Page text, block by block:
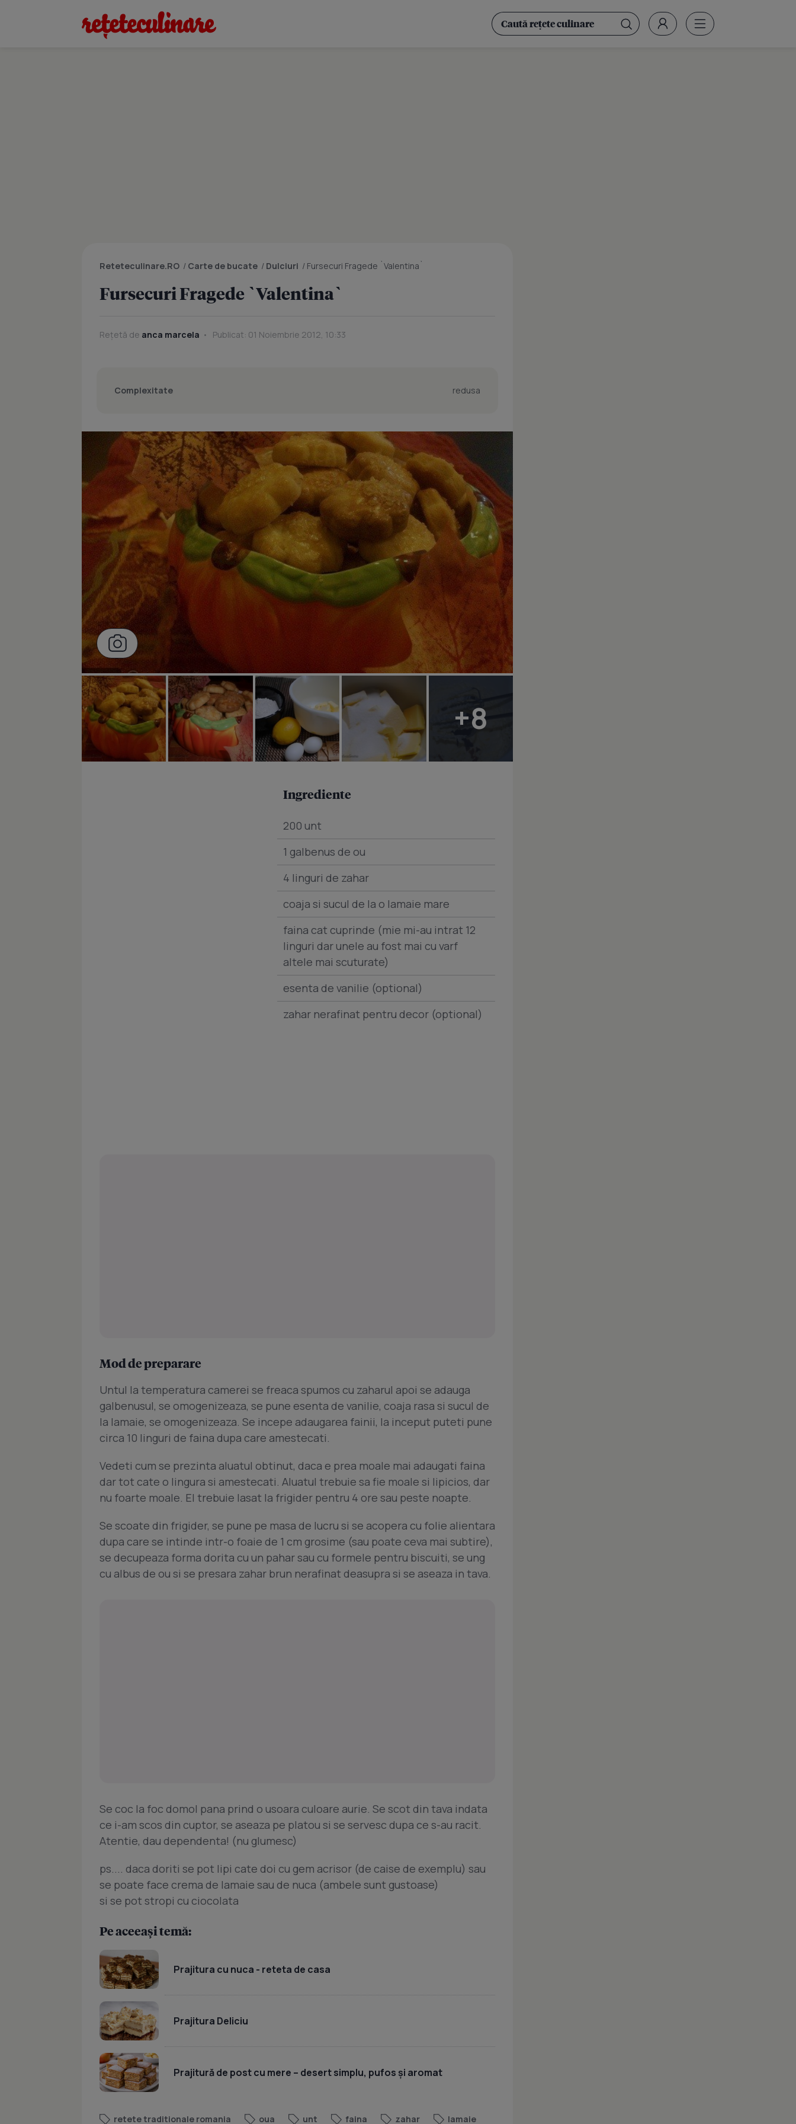
Reteteculinare.RO / Carte de bucate / Dulciuri / Fursecuri Fragede `Valentina`
Fursecuri Fragede `Valentina`
Rețetă de anca marcela Publicat: 01 Noiembrie 2012, 10:33
Complexitate redusa
+8
Ingrediente
200 unt
1 galbenus de ou
4 linguri de zahar
coaja si sucul de la o lamaie mare
faina cat cuprinde (mie mi-au intrat 12
linguri dar unele au fost mai cu varf
altele mai scuturate)
esenta de vanilie (optional)
zahar nerafinat pentru decor (optional)
Mod de preparare
Untul la temperatura camerei se freaca spumos cu zaharul apoi se adauga
galbenusul, se omogenizeaza, se pune esenta de vanilie, coaja rasa si sucul de
la lamaie, se omogenizeaza. Se incepe adaugarea fainii, la inceput puteti pune
circa 10 linguri de faina dupa care amestecati.
Vedeti cum se prezinta aluatul obtinut, daca e prea moale mai adaugati faina
dar tot cate o lingura si amestecati. Aluatul trebuie sa fie moale si lipicios, dar
nu foarte moale. El trebuie lasat la frigider pentru 4 ore sau peste noapte.
Se scoate din frigider, se pune pe masa de lucru si se acopera cu folie alientara
dupa care se intinde intr-o foaie de 1 cm grosime (sau poate ceva mai subtire),
se decupeaza forma dorita cu un pahar sau cu formele pentru biscuiti, se ung
cu albus de ou si se presara zahar brun nerafinat deasupra si se aseaza in tava.
Se coc la foc domol pana prind o usoara culoare aurie. Se scot din tava indata
ce i-am scos din cuptor, se aseaza pe platou si se servesc dupa ce s-au racit.
Atentie, dau dependenta! (nu glumesc)
ps.... daca doriti se pot lipi cate doi cu gem acrisor (de caise de exemplu) sau
se poate face crema de lamaie sau de nuca (ambele sunt gustoase)
si se pot stropi cu ciocolata
Pe aceeași temă:
Prajitura cu nuca - reteta de casa
Prajitura Deliciu
Prajitură de post cu mere – desert simplu, pufos și aromat
retete traditionale romania oua unt faina zahar lamaie